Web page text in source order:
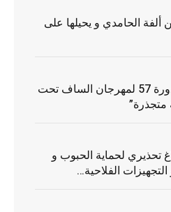
الحامدي و يحيلها على
الهوارية- نابل: برنامج الدورة 57 لمهرجان الساف تحت
تحذيري لحماية الحبوب و
الفلاحية…